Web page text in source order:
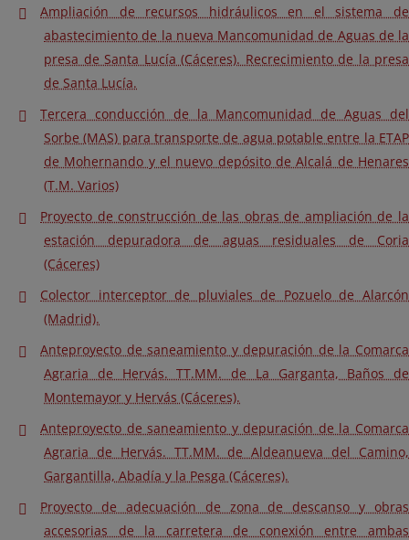
Ampliación de recursos hidráulicos en el sistema de
abastecimiento de la nueva Mancomunidad de Aguas de la
presa de Santa Lucía (Cáceres). Recrecimiento de la presa
de Santa Lucía.
Tercera conducción de la Mancomunidad de Aguas del
Sorbe (MAS) para transporte de agua potable entre la ETAP
de Mohernando y el nuevo depósito de Alcalá de Henares
(T.M. Varios)
Proyecto de construcción de las obras de ampliación de la
estación depuradora de aguas residuales de Coria
(Cáceres)
Colector interceptor de pluviales de Pozuelo de Alarcón
(Madrid).
Anteproyecto de saneamiento y depuración de la Comarca
Agraria de Hervás. TT.MM. de La Garganta, Baños de
Montemayor y Hervás (Cáceres).
Anteproyecto de saneamiento y depuración de la Comarca
Agraria de Hervás. TT.MM. de Aldeanueva del Camino,
Gargantilla, Abadía y la Pesga (Cáceres).
Proyecto de adecuación de zona de descanso y obras
accesorias de la carretera de conexión entre ambas